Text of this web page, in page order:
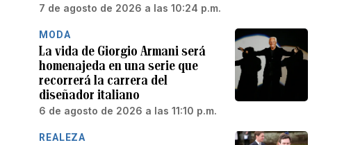
7 de agosto de 2026 a las 10:24 p.m.
MODA
La vida de Giorgio Armani será
homenajeda en una serie que
recorrerá la carrera del
diseñador italiano
6 de agosto de 2026 a las 11:10 p.m.
REALEZA